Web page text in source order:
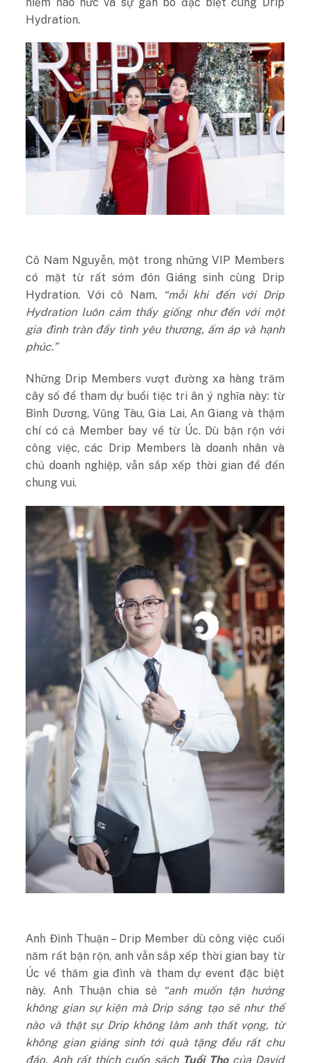
Hydration.
Cô Nam Nguyễn, một trong những VIP Members
có mặt từ rất sớm đón Giáng sinh cùng Drip
Hydration. Với cô Nam, “mỗi khi đến với Drip
Hydration luôn cảm thấy giống như đến với một
gia đình tràn đầy tình yêu thương, ấm áp và hạnh
phúc.”
Những Drip Members vượt đường xa hàng trăm
cây số để tham dự buổi tiệc tri ân ý nghĩa này: từ
Bình Dương, Vũng Tàu, Gia Lai, An Giang và thậm
chí có cả Member bay về từ Úc. Dù bận rộn với
công việc, các Drip Members là doanh nhân và
chủ doanh nghiệp, vẫn sắp xếp thời gian để đến
chung vui.
Anh Đình Thuận – Drip Member dù công việc cuối
năm rất bận rộn, anh vẫn sắp xếp thời gian bay từ
Úc về thăm gia đình và tham dự event đặc biệt
này. Anh Thuận chia sẻ
“anh muốn tận hưởng
không gian sự kiện mà Drip sáng tạo sẽ như thế
nào và thật sự Drip không làm anh thất vọng, từ
không gian giáng sinh tới quà tặng đều rất chu
đáo. Anh rất thích cuốn sách Tuổi Thọcủa David